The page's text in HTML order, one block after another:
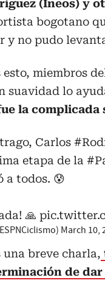
(Ineos) y
bogotano
y no pudo
esto, miembros
suavidad lo
la complicada
, Carlos
etapa de la
a todos. 😰
🙏
March 10,
una breve charla,
de